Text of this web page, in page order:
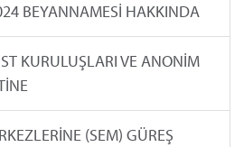
BEYANNAMESİ HAKKINDA
KURULUŞLARI VE ANONİM
(SEM) GÜREŞ